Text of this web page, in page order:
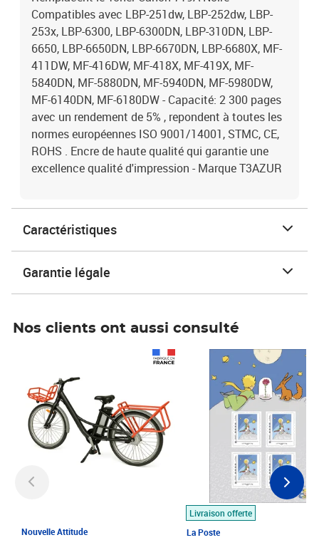
Compatibles avec LBP-251dw, LBP-252dw, LBP-
253x, LBP-6300, LBP-6300DN, LBP-310DN, LBP-
6650, LBP-6650DN, LBP-6670DN, LBP-6680X, MF-
411DW, MF-416DW, MF-418X, MF-419X, MF-
5840DN, MF-5880DN, MF-5940DN, MF-5980DW,
MF-6140DN, MF-6180DW - Capacité: 2 300 pages
avec un rendement de 5% , repondent à toutes les
normes européennes ISO 9001/14001, STMC, CE,
ROHS . Encre de haute qualité qui garantie une
excellence qualité d'impression - Marque T3AZUR
Caractéristiques
Garantie légale
Nos clients ont aussi consulté
Nouvelle Attitude
Livraison offerte
La Poste
Prix 7,50€